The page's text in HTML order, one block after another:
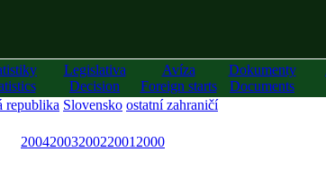
Legislativa
Decision
Avíza
Foreign starts
Dokumenty
Documents
republika Slovensko ostatní zahraničí
2004200320022001 2000